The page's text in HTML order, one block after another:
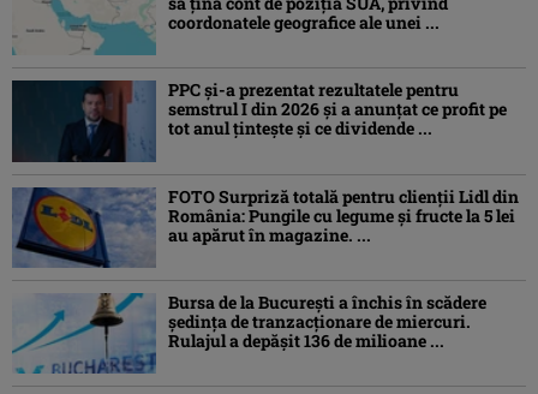
coordonatele geografice ale unei ...
PPC și-a prezentat rezultatele pentru
semstrul I din 2026 și a anunțat ce profit pe
tot anul țintește și ce dividende ...
FOTO Surpriză totală pentru clienții Lidl din
România: Pungile cu legume și fructe la 5 lei
au apărut în magazine. ...
Bursa de la București a închis în scădere
ședința de tranzacționare de miercuri.
Rulajul a depășit 136 de milioane ...